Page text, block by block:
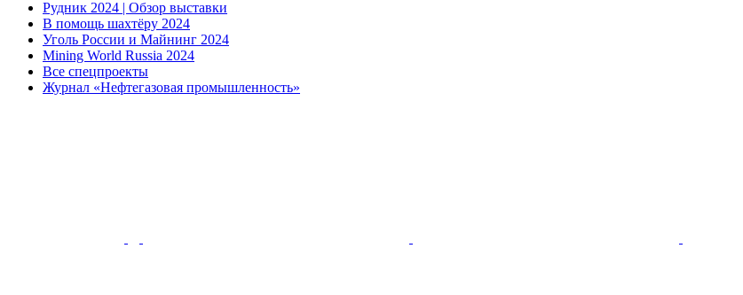
Рудник 2024 | Обзор выставки
В помощь шахтёру 2024
Уголь России и Майнинг 2024
Mining World Russia 2024
Все спецпроекты
Журнал «Нефтегазовая промышленность»